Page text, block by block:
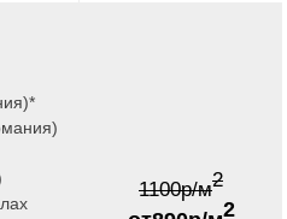
1100р/м2
2